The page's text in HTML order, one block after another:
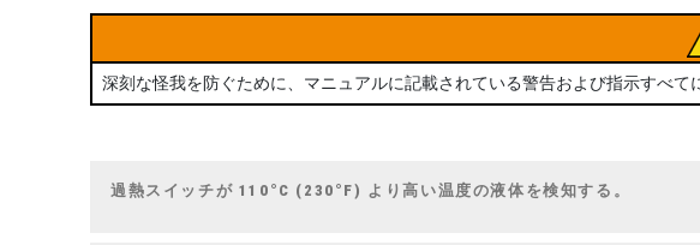
深刻な怪我を防ぐために、マニュアルに記載されている警告および指示すべ
過熱スイッチが 110°C (230°F) より高い温度の液体を検知する。